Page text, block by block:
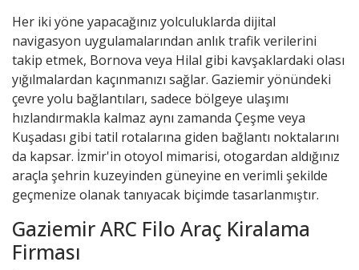
Her iki yöne yapacağınız yolculuklarda dijital
navigasyon uygulamalarından anlık trafik verilerini
takip etmek, Bornova veya Hilal gibi kavşaklardaki olası
yığılmalardan kaçınmanızı sağlar. Gaziemir yönündeki
çevre yolu bağlantıları, sadece bölgeye ulaşımı
hızlandırmakla kalmaz aynı zamanda Çeşme veya
Kuşadası gibi tatil rotalarına giden bağlantı noktalarını
da kapsar. İzmir'in otoyol mimarisi, otogardan aldığınız
araçla şehrin kuzeyinden güneyine en verimli şekilde
geçmenize olanak tanıyacak biçimde tasarlanmıştır.
Gaziemir ARC Filo Araç Kiralama
Firması